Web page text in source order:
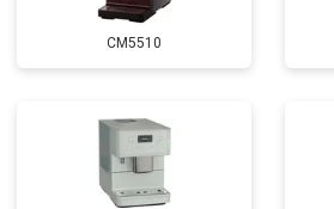
CM5510